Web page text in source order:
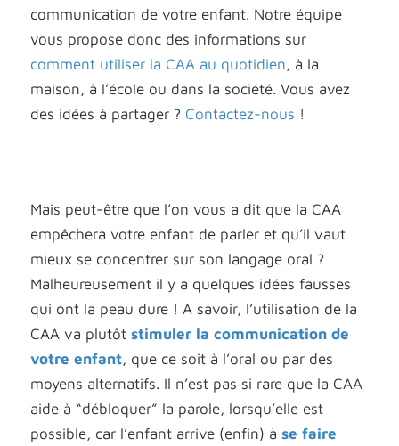
communication de votre enfant. Notre équipe
vous propose donc des informations sur
comment utiliser la CAA au quotidien, à la
maison, à l’école ou dans la société. Vous avez
des idées à partager ? Contactez-nous !
Mais peut-être que l’on vous a dit que la CAA
empêchera votre enfant de parler et qu’il vaut
mieux se concentrer sur son langage oral ?
Malheureusement il y a quelques idées fausses
qui ont la peau dure ! A savoir, l’utilisation de la
CAA va plutôt stimuler la communication de
votre enfant, que ce soit à l’oral ou par des
moyens alternatifs. Il n’est pas si rare que la CAA
aide à “débloquer” la parole, lorsqu’elle est
possible, car l’enfant arrive (enfin) à se faire